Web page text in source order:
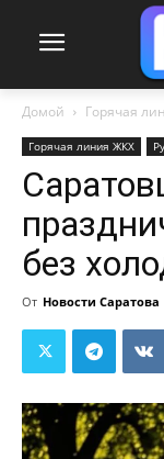
Домой Горячая
Горячая линия ЖКХ
без
От Новости Саратова